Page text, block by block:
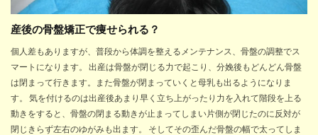
産後の骨盤矯正で痩せられる？
個人差もありますが、普段から体調を整えるメンテナンス、骨盤の調整でス
マートになります。 出産は骨盤が閉じる力で起こり、分娩後もどんどん骨盤
は閉まって行きます。また骨盤が閉まっていくと母乳も出るようになりま
す。 気を付けるのは出産後あまり早く立ち上がったり力を入れて階段を上る
動きをすると、骨盤の閉まる動きが止まってしまい片側が閉じたのに反対が
閉じきらず左右のゆがみも出ます。 そしてその歪んだ骨盤の幅で太ってしま